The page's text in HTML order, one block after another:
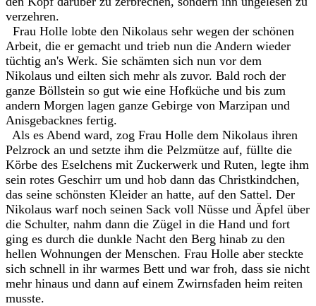
verzehren.
Frau Holle lobte den Nikolaus sehr wegen der schönen
Arbeit, die er gemacht und trieb nun die Andern wieder
tüchtig an's Werk. Sie schämten sich nun vor dem
Nikolaus und eilten sich mehr als zuvor. Bald roch der
ganze Böllstein so gut wie eine Hofküche und bis zum
andern Morgen lagen ganze Gebirge von Marzipan und
Anisgebacknes fertig.
Als es Abend ward, zog Frau Holle dem Nikolaus ihren
Pelzrock an und setzte ihm die Pelzmütze auf, füllte die
Körbe des Eselchens mit Zuckerwerk und Ruten, legte ihm
sein rotes Geschirr um und hob dann das Christkindchen,
das seine schönsten Kleider an hatte, auf den Sattel. Der
Nikolaus warf noch seinen Sack voll Nüsse und Äpfel über
die Schulter, nahm dann die Zügel in die Hand und fort
ging es durch die dunkle Nacht den Berg hinab zu den
hellen Wohnungen der Menschen. Frau Holle aber steckte
sich schnell in ihr warmes Bett und war froh, dass sie nicht
mehr hinaus und dann auf einem Zwirnsfaden heim reiten
musste.